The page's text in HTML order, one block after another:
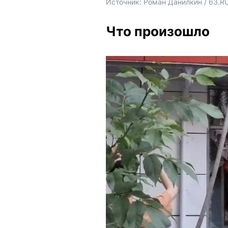
Источник: Роман Данилкин /
Что произошло